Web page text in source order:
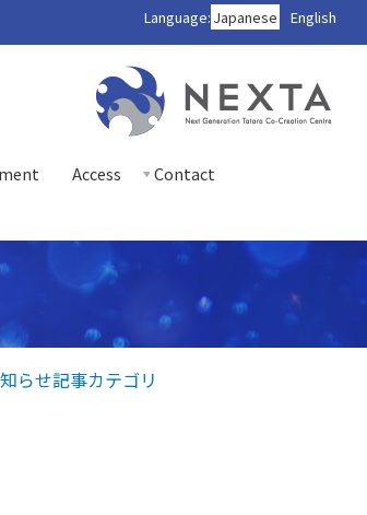
Language: Japanese English
Access
Contact
らせ記事カテゴリ